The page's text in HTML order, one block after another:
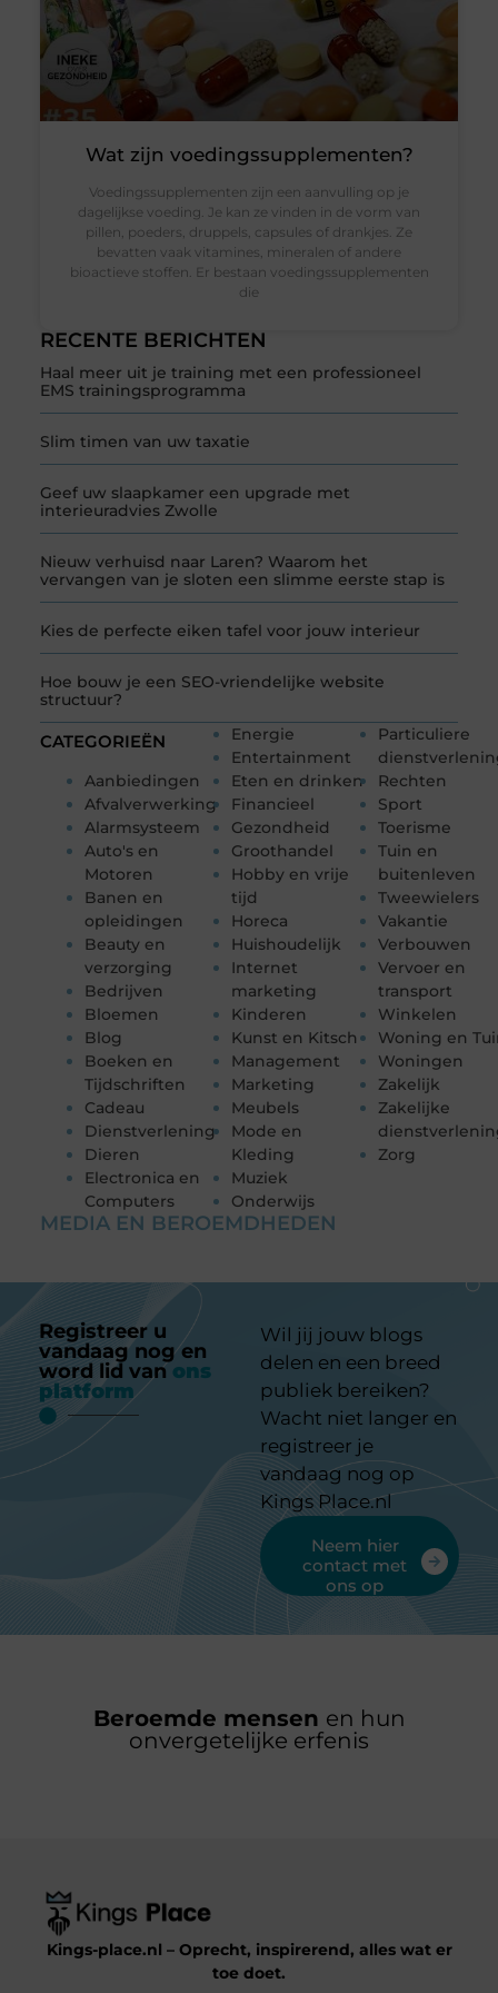
RECENTE BERICHTEN
Haal meer uit je training met een professioneel
EMS trainingsprogramma
Slim timen van uw taxatie
Geef uw slaapkamer een upgrade met
interieuradvies Zwolle
Nieuw verhuisd naar Laren? Waarom het
vervangen van je sloten een slimme eerste stap is
Kies de perfecte eiken tafel voor jouw interieur
Hoe bouw je een SEO-vriendelijke website
structuur?
CATEGORIEËN
Aanbiedingen
Afvalverwerking
Alarmsysteem
Auto's en
Motoren
Banen en
opleidingen
Beauty en
verzorging
Bedrijven
Bloemen
Blog
Boeken en
Tijdschriften
Cadeau
Dienstverlening
Dieren
Electronica en
Computers
Energie
Entertainment
Eten en drinken
Financieel
Gezondheid
Groothandel
Hobby en vrije
tijd
Horeca
Huishoudelijk
Internet
marketing
Kinderen
Kunst en Kitsch
Management
Marketing
Meubels
Mode en
Kleding
Muziek
Onderwijs
Particuliere
Rechten
Sport
Toerisme
Tuin en
buitenleven
Tweewielers
Vakantie
Verbouwen
Vervoer en
transport
Winkelen
Woning en
Woningen
Zakelijk
Zakelijke
Zorg
MEDIA EN BEROEMDHEDEN
Wat zijn voedingssupplementen?
Voedingssupplementen zijn een aanvulling op je
dagelijkse voeding. Je kan ze vinden in de vorm van
pillen, poeders, druppels, capsules of drankjes. Ze
bevatten vaak vitamines, mineralen of andere
bioactieve stoffen. Er bestaan voedingssupplementen
die
Registreer u
vandaag nog en
word lid van ons
platform
Wil jij jouw blogs
delen en een breed
publiek bereiken?
Wacht niet langer en
registreer je
vandaag nog op
Kings Place.nl
Neem hier
contact met
ons op
Beroemde mensen en hun
onvergetelijke erfenis
Kings-place.nl – Oprecht, inspirerend, alles wat er
toe doet.